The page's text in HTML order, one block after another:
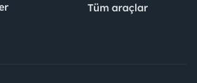
Tüm araçlar